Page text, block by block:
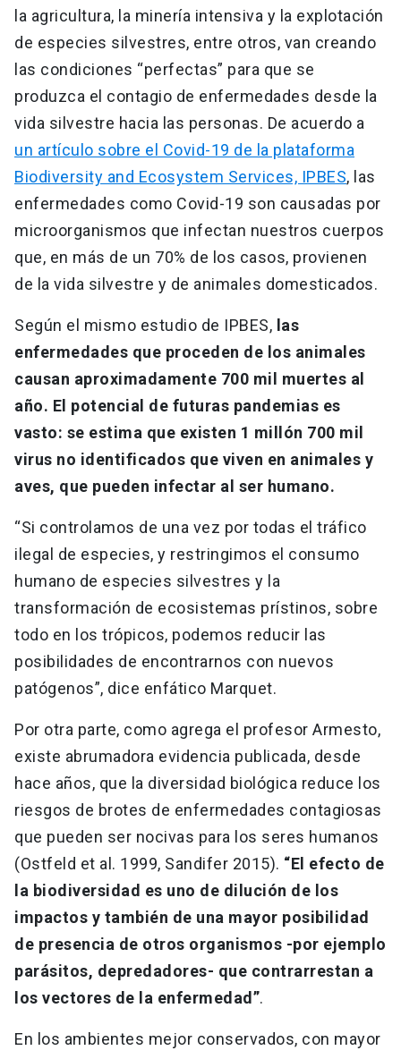
la agricultura, la minería intensiva y la explotación
de especies silvestres, entre otros, van creando
las condiciones “perfectas” para que se
produzca el contagio de enfermedades desde la
vida silvestre hacia las personas. De acuerdo a
un artículo sobre el Covid-19 de la plataforma
Biodiversity and Ecosystem Services, IPBES, las
enfermedades como Covid-19 son causadas por
microorganismos que infectan nuestros cuerpos
que, en más de un 70% de los casos, provienen
de la vida silvestre y de animales domesticados.
Según el mismo estudio de IPBES, las
enfermedades que proceden de los animales
causan aproximadamente 700 mil muertes al
año. El potencial de futuras pandemias es
vasto: se estima que existen 1 millón 700 mil
virus no identificados que viven en animales y
aves, que pueden infectar al ser humano.
“Si controlamos de una vez por todas el tráfico
ilegal de especies, y restringimos el consumo
humano de especies silvestres y la
transformación de ecosistemas prístinos, sobre
todo en los trópicos, podemos reducir las
posibilidades de encontrarnos con nuevos
patógenos”, dice enfático Marquet.
Por otra parte, como agrega el profesor Armesto,
existe abrumadora evidencia publicada, desde
hace años, que la diversidad biológica reduce los
riesgos de brotes de enfermedades contagiosas
que pueden ser nocivas para los seres humanos
(Ostfeld et al. 1999, Sandifer 2015). “El efecto de
la biodiversidad es uno de dilución de los
impactos y también de una mayor posibilidad
de presencia de otros organismos -por ejemplo
parásitos, depredadores- que contrarrestan a
los vectores de la enfermedad”.
En los ambientes mejor conservados, con mayor